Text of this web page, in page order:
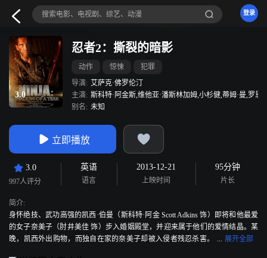
登录
3.0
忍者2：撕裂的暗影
动作 惊悚
犯罪
导演: 艾萨克·佛罗伦汀
主演: 斯科特·阿金斯,维他亚·潘斯林加姆,小杉健,蒂姆·曼,罗恩
别名: 未知
立即播放
3.0
997人评分
英语
语言
2013-12-21
上映时间
95分钟
片长
简介:
身怀绝技、武功高强的凯西·伯曼（斯科特·阿金 Scott Adkins 饰）即将和他最爱
的女子奈美子（肘井美佳 饰）步入婚姻殿堂，并迎来属于他们的爱情结晶。某
晚，凯西外出购物，而独自在家的奈美子却被入侵者残忍杀害。